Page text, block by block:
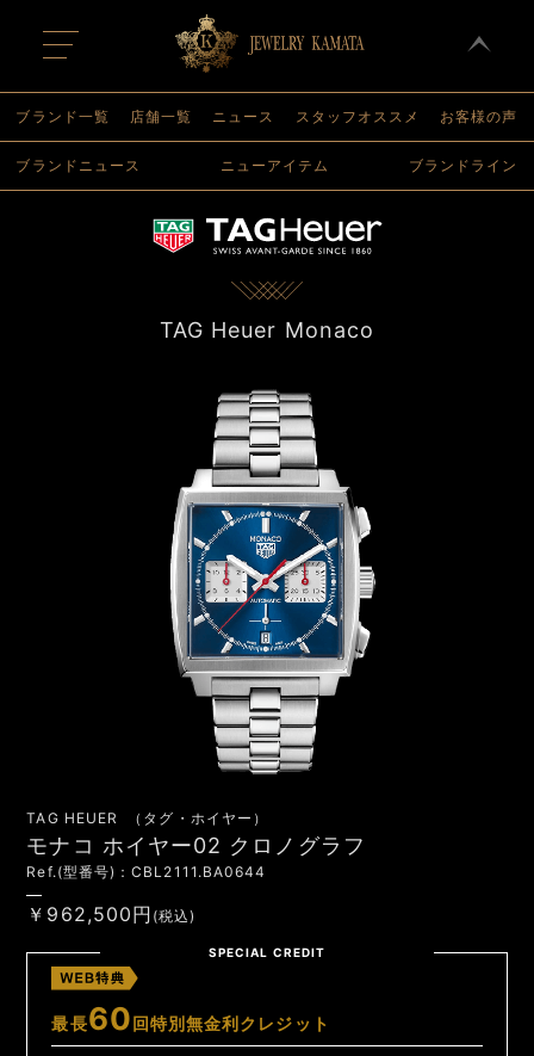
t
o
g
l
n
a
ブランド一覧 店舗一覧 ニュース スタッフオススメ お客様の声
ブランドニュース ニューアイテム ブランドライン
TAG Heuer Monaco
TAG HEUER （タグ・ホイヤー）
モナコ ホイヤー02 クロノグラフ
Ref.(型番号)：CBL2111.BA0644
￥962,500円 (税込)
SPECIAL CREDIT
最長60回特別無金利クレジット